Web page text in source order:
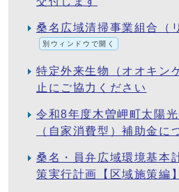
桑名広域清掃事業組合（
別ウィンドウで開く
特定外来生物（オオキン
止にご協力ください
令和8年度木曽岬町太陽
（自家消費型）補助金に
桑名・員弁広域環境基本
策実行計画【区域施策編